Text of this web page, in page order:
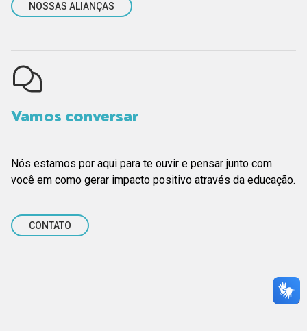
NOSSAS ALIANÇAS
Vamos conversar
Nós estamos por aqui para te ouvir e pensar junto com
você em como gerar impacto positivo através da educação.
CONTATO